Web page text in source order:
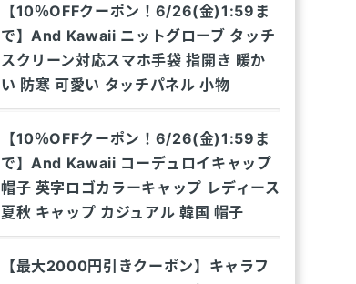
【10％OFFクーポン！6/26(金)1:59ま
で】And Kawaii ニットグローブ タッチ
スクリーン対応スマホ手袋 指開き 暖か
い 防寒 可愛い タッチパネル 小物
【10％OFFクーポン！6/26(金)1:59ま
で】And Kawaii コーデュロイキャップ
帽子 英字ロゴカラーキャップ レディース
夏秋 キャップ カジュアル 韓国 帽子
【最大2000円引きクーポン】キャラフ